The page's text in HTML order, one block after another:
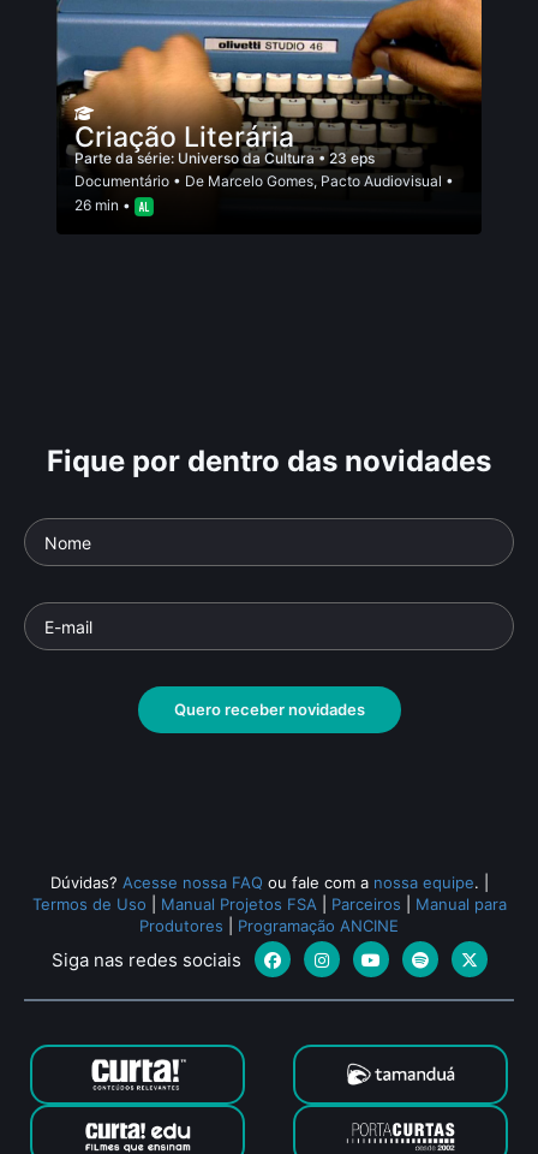
Criação Literária
Parte da série: Universo da Cultura• 23 eps
Documentário • De Marcelo Gomes, Pacto Audiovisual •
26 min •
Fique por dentro das novidades
Quero receber novidades
Dúvidas? Acesse nossa FAQ ou fale com a nossa equipe.
Termos de Uso
Manual Projetos FSA Parceiros
Manual para
Produtores
Programação ANCINE
Siga nas redes sociais